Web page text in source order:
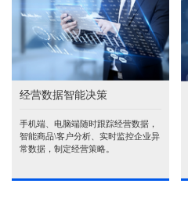
经营数据智能决策
手机端、电脑端随时跟踪经营数据，
智能商品\客户分析、实时监控企业异
常数据，制定经营策略。